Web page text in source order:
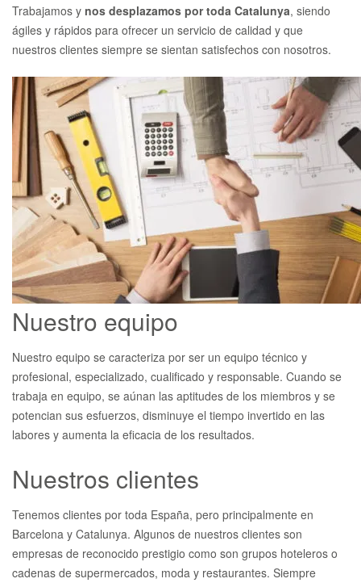
Trabajamos y nos desplazamos por toda Catalunya, siendo
ágiles y rápidos para ofrecer un servicio de calidad y que
nuestros clientes siempre se sientan satisfechos con nosotros.
Nuestro equipo
Nuestro equipo se caracteriza por ser un equipo técnico y
profesional, especializado, cualificado y responsable. Cuando se
trabaja en equipo, se aúnan las aptitudes de los miembros y se
potencian sus esfuerzos, disminuye el tiempo invertido en las
labores y aumenta la eficacia de los resultados.
Nuestros clientes
Tenemos clientes por toda España, pero principalmente en
Barcelona y Catalunya. Algunos de nuestros clientes son
empresas de reconocido prestigio como son grupos hoteleros o
cadenas de supermercados, moda y restaurantes. Siempre